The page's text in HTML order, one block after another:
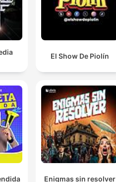
El Show De Piolín
Enigmas sin resolver